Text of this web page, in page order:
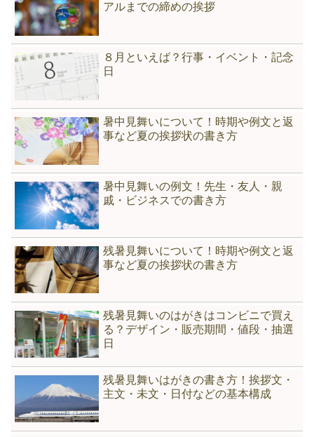
アルまでの締めの挨拶
８月といえば？行事・イベント・記念
日
暑中見舞いについて！時期や例文と返
事など夏の挨拶状の書き方
暑中見舞いの例文！先生・友人・親
戚・ビジネスでの書き方
残暑見舞いについて！時期や例文と返
事など夏の挨拶状の書き方
残暑見舞いのはがきはコンビニで買え
る？デザイン・販売期間・値段・抽選
日
残暑見舞いはがきの書き方！挨拶文・
主文・未文・日付などの基本構成